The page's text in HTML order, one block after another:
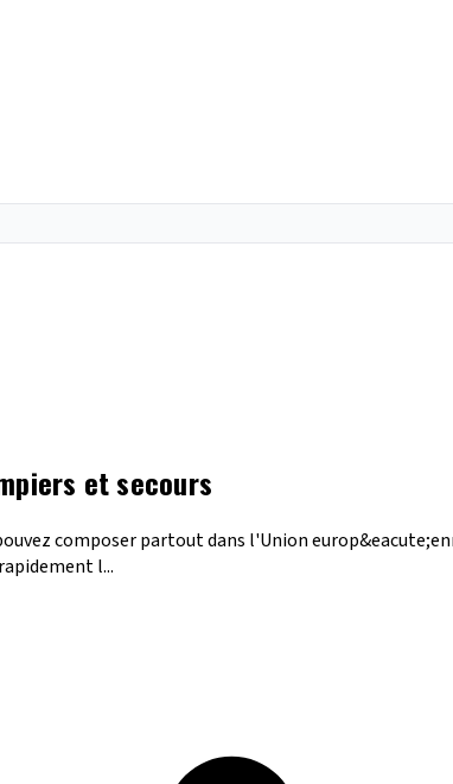
et secours
composer partout dans l'Union
l...